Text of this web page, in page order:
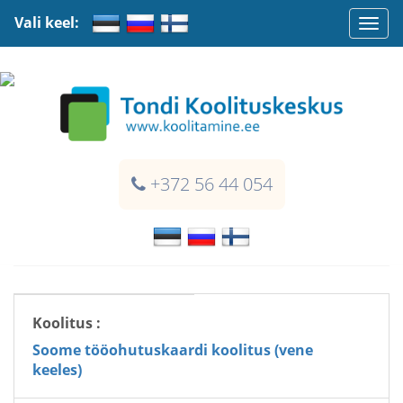
+372 56 44 054
Vali keel:
Koolitus :
Soome tööohutuskaardi koolitus (vene
keeles)